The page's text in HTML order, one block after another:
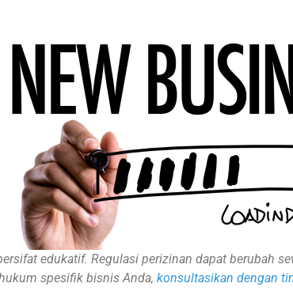
edukatif. Regulasi perizinan dapat berubah
spesifik bisnis Anda, konsultasikan dengan